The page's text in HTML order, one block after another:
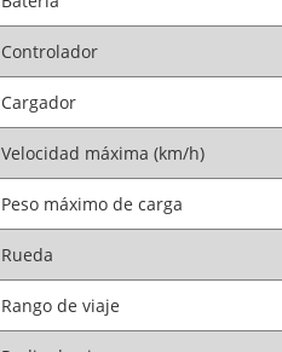
Controlador
Cargador
Velocidad máxima (km/h)
Peso máximo de carga
Rueda
Rango de viaje